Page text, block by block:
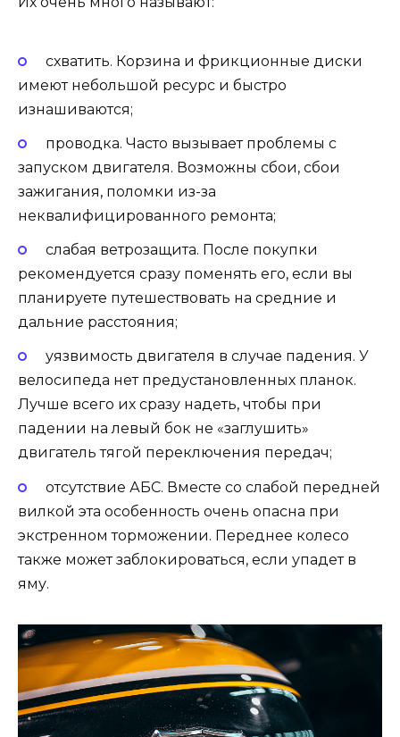
схватить. Корзина и фрикционные диски
имеют небольшой ресурс и быстро
изнашиваются;
проводка. Часто вызывает проблемы с
запуском двигателя. Возможны сбои, сбои
зажигания, поломки из-за
неквалифицированного ремонта;
слабая ветрозащита. После покупки
рекомендуется сразу поменять его, если вы
планируете путешествовать на средние и
дальние расстояния;
уязвимость двигателя в случае падения. У
велосипеда нет предустановленных планок.
Лучше всего их сразу надеть, чтобы при
падении на левый бок не «заглушить»
двигатель тягой переключения передач;
отсутствие АБС. Вместе со слабой передней
вилкой эта особенность очень опасна при
экстренном торможении. Переднее колесо
также может заблокироваться, если упадет в
яму.